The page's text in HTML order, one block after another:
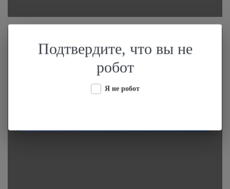
Масляная центрифуга Shuke TD-5A для
предприятия по переработке
подсолнечника
Подтвердите, что вы не
робот
Я не робот